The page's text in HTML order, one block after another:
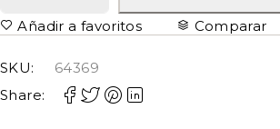
Añadir a favoritos Comparar
SKU:
64369
Share: